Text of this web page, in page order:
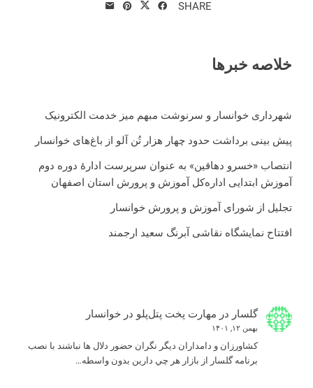
SHARE
خلاصه خبرها
شهرداری خوانسار و سرنوشت مبهم میز خدمت الکترونیک
پیش بینی برداشت حدود چهار هزار تُن آلو از باغ‌های خوانسار
انتصاب «خسرو دهاقین» به عنوان سرپرست ادارۀ دوره دوم
آموزش ابتدایی اداره‌کل آموزش و پرورش استان اصفهان
تجلیل از شورای آموزش و پرورش خوانسار
افتتاح نمایشگاه نقاشی آبرنگ سعید ارجمند
گلسار در مهارت پخت پتل‌پلو در خوانسار
بهمن ۱۲, ۱۴۰۱
كشاورزان و دامداران ديگر نگران حضور دلال ها نباشند با نصب
برنامه گلسار از بازار هر چي دارين بدون واسطه…